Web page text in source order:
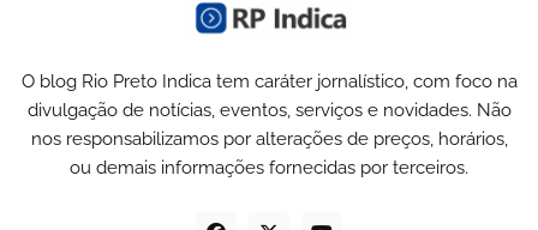
O blog Rio Preto Indica tem caráter jornalístico, com foco na
divulgação de notícias, eventos, serviços e novidades. Não
nos responsabilizamos por alterações de preços, horários,
ou demais informações fornecidas por terceiros.